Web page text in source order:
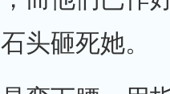
头砸死她。